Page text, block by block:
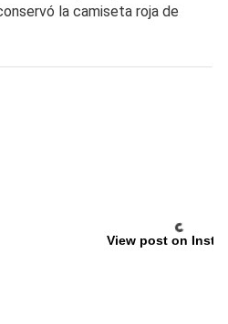
la camiseta roja de
View post on